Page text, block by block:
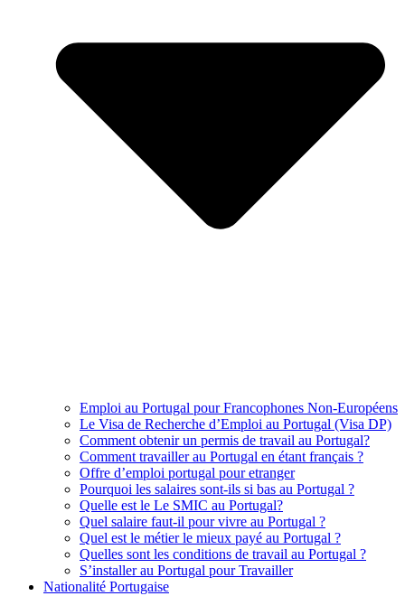
Emploi au Portugal pour Francophones Non-Européens
Le Visa de Recherche d’Emploi au Portugal (Visa DP)
Comment obtenir un permis de travail au Portugal?
Comment travailler au Portugal en étant français ?
Offre d’emploi portugal pour etranger
Pourquoi les salaires sont-ils si bas au Portugal ?
Quelle est le Le SMIC au Portugal?
Quel salaire faut-il pour vivre au Portugal ?
Quel est le métier le mieux payé au Portugal ?
Quelles sont les conditions de travail au Portugal ?
S’installer au Portugal pour Travailler
Nationalité Portugaise